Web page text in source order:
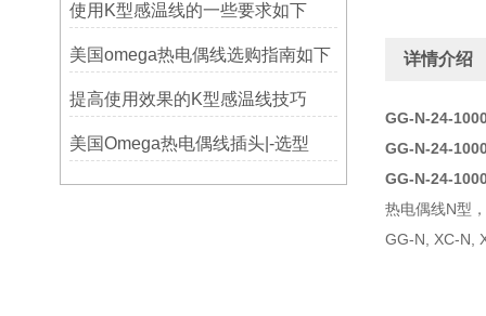
使用K型感温线的一些要求如下
美国omega热电偶线选购指南如下
提高使用效果的K型感温线技巧
美国Omega热电偶线插头|-选型
详情介绍
GG-N-24-
GG-N-24-
GG-N-24-
热电偶线N型
GG-N, XC-N,